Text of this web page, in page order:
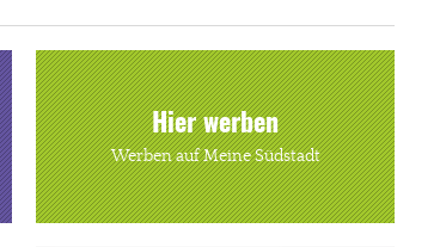
Hier werben
Werben auf Meine Südstadt